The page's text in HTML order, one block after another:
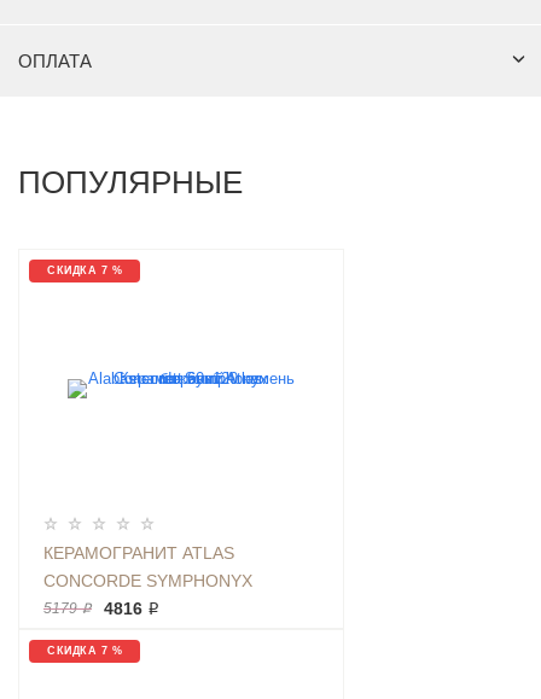
ОПЛАТА
ПОПУЛЯРНЫЕ
СКИДКА 7 %
КЕРАМОГРАНИТ ATLAS
CONCORDE SYMPHONYX
ALABASTER RETT 60Х120
КАМЕНЬ БЕЖЕВЫЙ
5179 ₽ 4816 ₽
СКИДКА 7 %